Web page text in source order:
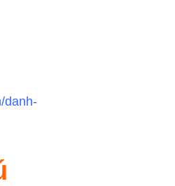
danh-